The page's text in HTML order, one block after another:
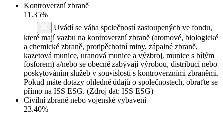
Kontroverzní zbraně
11.35%
Uvádí se váha společností zastoupených ve fondu,
které mají vazbu na kontroverzní zbraně (atomové, biologické
a chemické zbraně, protipěchotní miny, zápalné zbraně,
kazetová munice, uranová munice a výzbroj, munice s bílým
fosforem) a/nebo se obecně zabývají výrobou, distribucí nebo
poskytováním služeb v souvislosti s kontroverzními zbraněmi.
Pokud máte dotazy ohledně údajů o společnostech, obraťte se
přímo na ISS ESG. (Zdroj dat: ISS ESG)
Civilní zbraně nebo vojenské vybavení
23.40%